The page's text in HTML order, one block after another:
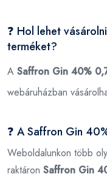
❓ Hol lehet
terméket?
A Saffron Gin 40%
webáruházban
❓ A Saffron Gin
Weboldalunkon több
raktáron Saffron Gin